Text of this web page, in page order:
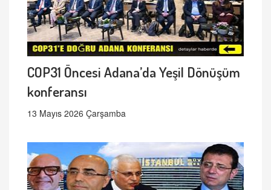
COP31 Öncesi Adana’da Yeşil Dönüşüm
konferansı
13 Mayıs 2026 Çarşamba